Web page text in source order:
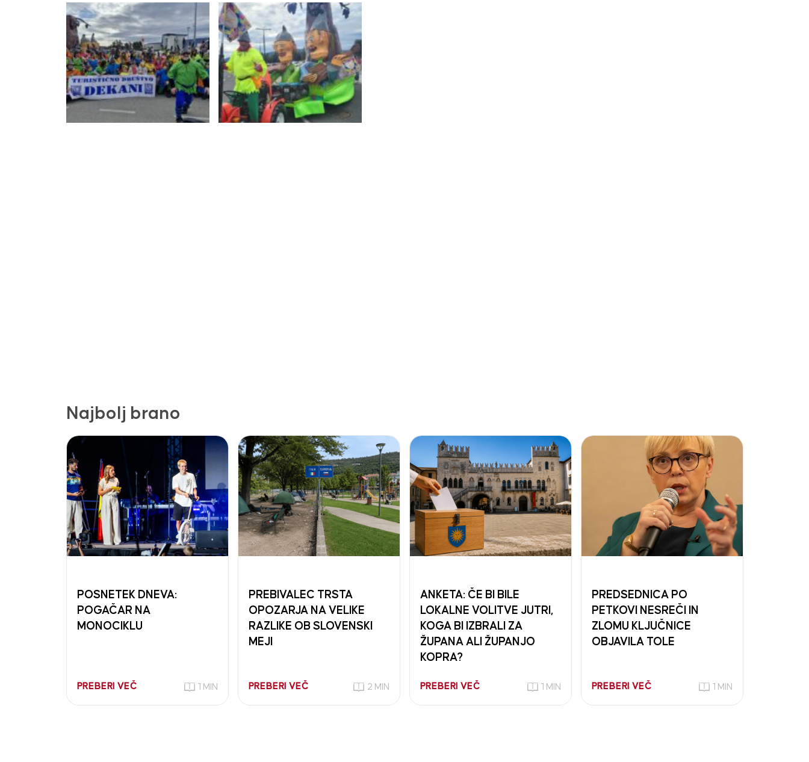
Najbolj brano
POSNETEK DNEVA:
POGAČAR NA
MONOCIKLU
PREBERI VEČ 1 MIN
PREBIVALEC TRSTA
OPOZARJA NA VELIKE
RAZLIKE OB SLOVENSKI
MEJI
PREBERI VEČ 2 MIN
ANKETA: ČE BI BILE
LOKALNE VOLITVE JUTRI,
KOGA BI IZBRALI ZA
ŽUPANA ALI ŽUPANJO
KOPRA?
PREBERI VEČ 1 MIN
PREDSEDNICA PO
PETKOVI NESREČI IN
ZLOMU KLJUČNICE
OBJAVILA TOLE
PREBERI VEČ 1 MIN